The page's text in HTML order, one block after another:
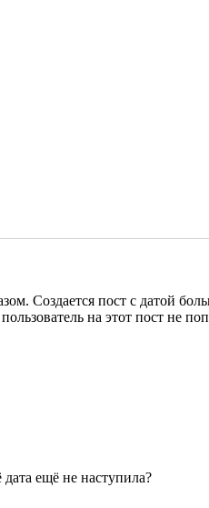
Создается пост с датой
на этот пост не
ещё не наступила?